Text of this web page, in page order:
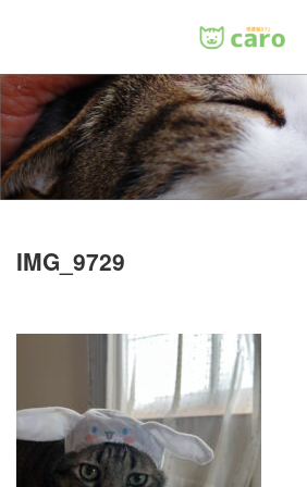
IMG_9729
Menu
ホーム
料金
里親について